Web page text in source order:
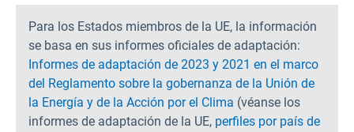
Para los Estados miembros de la UE, la información
se basa en sus informes oficiales de adaptación:
Informes de adaptación de 2023 y 2021 en el marco
del Reglamento sobre la gobernanza de la Unión de
la Energía y de la Acción por el Clima (véanse los
informes de adaptación de la UE, perfiles por país de